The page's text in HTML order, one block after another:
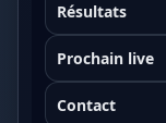
Résultats
Prochain live
Contact